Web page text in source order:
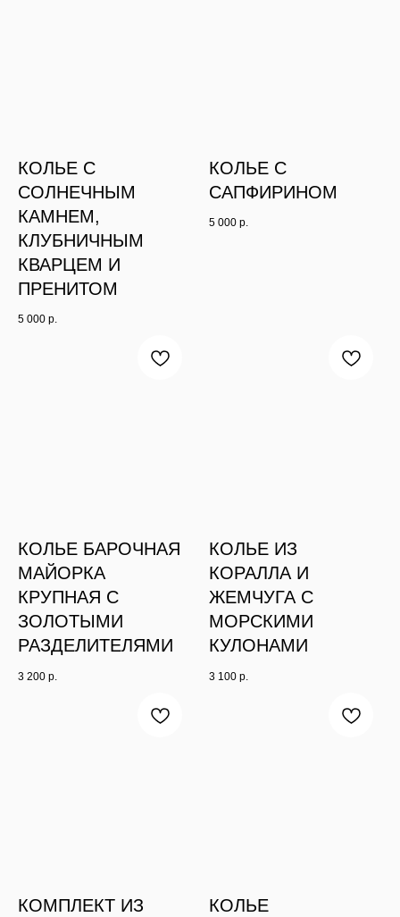
КОЛЬЕ С
СОЛНЕЧНЫМ
КАМНЕМ,
КЛУБНИЧНЫМ
КВАРЦЕМ И
ПРЕНИТОМ
5 000 р.
КОЛЬЕ С
САПФИРИНОМ
5 000 р.
КОЛЬЕ БАРОЧНАЯ
МАЙОРКА
КРУПНАЯ С
ЗОЛОТЫМИ
РАЗДЕЛИТЕЛЯМИ
3 200 р.
КОЛЬЕ ИЗ
КОРАЛЛА И
ЖЕМЧУГА С
МОРСКИМИ
КУЛОНАМИ
3 100 р.
КОМПЛЕКТ ИЗ
КОЛЬЕ